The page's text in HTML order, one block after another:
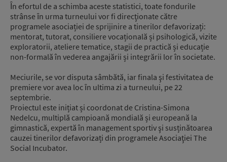
Ȋn efortul de a schimba aceste statistici, toate fondurile
strânse ȋn urma turneului vor fi direcţionate către
programele asociației de sprijinire a tinerilor defavorizați:
mentorat, tutorat, consiliere vocațională și psihologică, vizite
exploratorii, ateliere tematice, stagii de practică și educație
non-formală în vederea angajării și integrării lor în societate.
Meciurile, se vor disputa sâmbătă, iar finala şi festivitatea de
premiere vor avea loc ȋn ultima zi a turneului, pe 22
septembrie.
Proiectul este inițiat și coordonat de Cristina-Simona
Nedelcu, multiplă campioană mondială și europeană la
gimnastică, expertă în management sportiv şi susținătoarea
cauzei tinerilor defavorizați din programele Asociaţiei The
Social Incubator.